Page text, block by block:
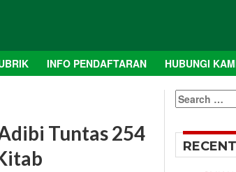
INFO PENDAFTARAN HUBUNGI
Tuntas 254
Search
for: